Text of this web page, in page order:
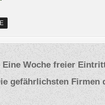
Eine Woche freier
gefährlichsten Firmen